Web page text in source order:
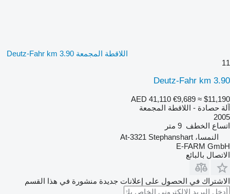
اللاقطة المجمعة Deutz-Fahr km 3.90
11
Deutz-Fahr km 3.90
AED 41,110 €9,689 ≈ $11,190
آلة حصادة - اللاقطة المجمعة
2005
اتساع الخطف 9 متر
النمسا، At-3321 Stephanshart
E-FARM GmbH
الاتصال بالبائع
الاشتراك في الحصول على إعلانات جديدة منشورة في هذا القسم